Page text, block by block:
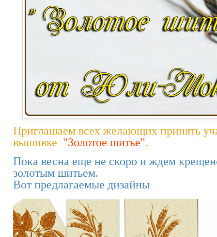
Приглашаем всех желающих принять
вышивке "Золотое шитье".
Пока весна еще не скоро и ждем
золотым шитьем.
Вот предлагаемые дизайны